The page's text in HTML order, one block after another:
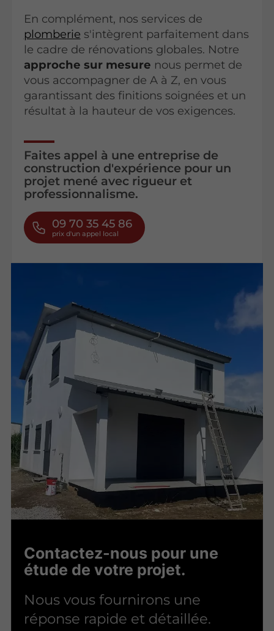
En complément, nos services de
plomberie s'intègrent parfaitement dans
le cadre de rénovations globales. Notre
approche sur mesure nous permet de
vous accompagner de A à Z, en vous
garantissant des finitions soignées et un
résultat à la hauteur de vos exigences.
Faites appel à une entreprise de
construction d'expérience pour un
projet mené avec rigueur et
professionnalisme.
09 70 35 45 86
Contactez-nous pour une
étude de votre projet.
Nous vous fournirons une
réponse rapide et détaillée.